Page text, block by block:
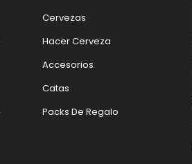
Cervezas
Hacer Cerveza
Accesorios
Catas
Packs De Regalo